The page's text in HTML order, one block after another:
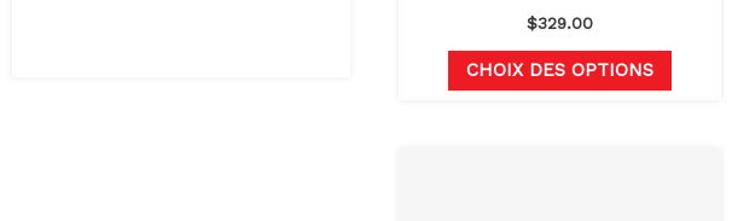
$329.00
CHOIX DES OPTIONS